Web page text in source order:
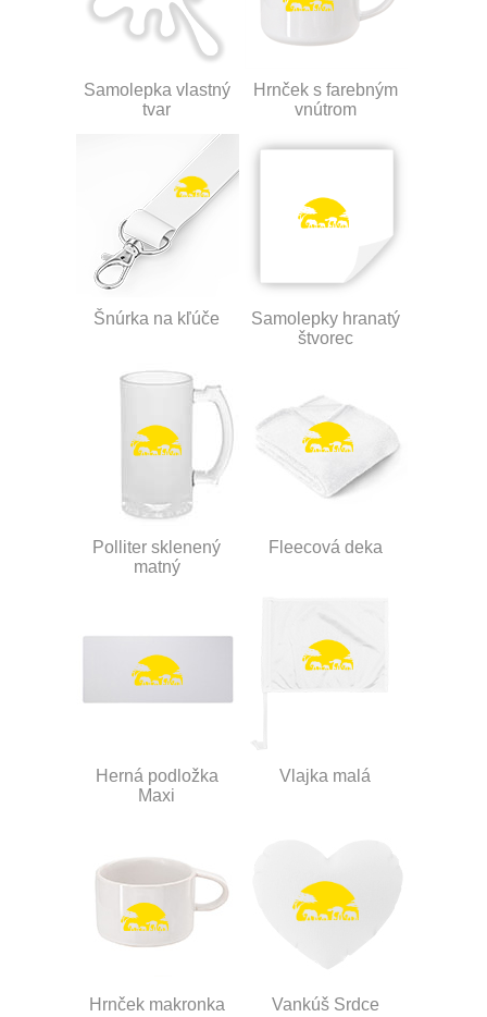
Samolepka vlastný
tvar
Hrnček s farebným
vnútrom
Šnúrka na kľúče
Samolepky hranatý
štvorec
Polliter sklenený
matný
Fleecová deka
Herná podložka
Maxi
Vlajka malá
Hrnček makronka Vankúš Srdce